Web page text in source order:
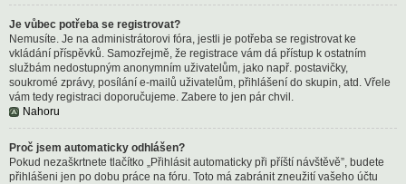
Je vůbec potřeba se registrovat?
Nemusíte. Je na administrátorovi fóra, jestli je potřeba se registrovat ke
vkládání příspěvků. Samozřejmě, že registrace vám dá přístup k ostatním
službám nedostupným anonymním uživatelům, jako např. postavičky,
soukromé zprávy, posílání e-mailů uživatelům, přihlášení do skupin, atd. Vřele
vám tedy registraci doporučujeme. Zabere to jen pár chvil.
Nahoru
Proč jsem automaticky odhlášen?
Pokud nezaškrtnete tlačítko „Přihlásit automaticky při příští návštěvě”, budete
přihlášeni jen po dobu práce na fóru. Toto má zabránit zneužití vašeho účtu